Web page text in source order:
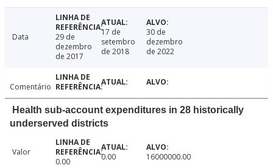
Data
29 de
dezembro
de 2017
17 de
setembro
de 2018
30 de
dezembro
de 2022
Comentário
Health sub-account expenditures in 28 historically
underserved districts
Valor
0.00
0.00 16000000.00